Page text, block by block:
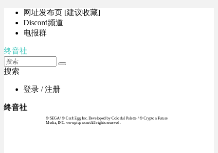
网址发布页 [建议收藏]
Discord频道
电报群
终音社
搜索
登录 / 注册
终音社
© SEGA / © Craft Egg Inc. Developed by Colorful Palette / © Crypton Future
Media, INC. www.piapro.netAll rights reserved.